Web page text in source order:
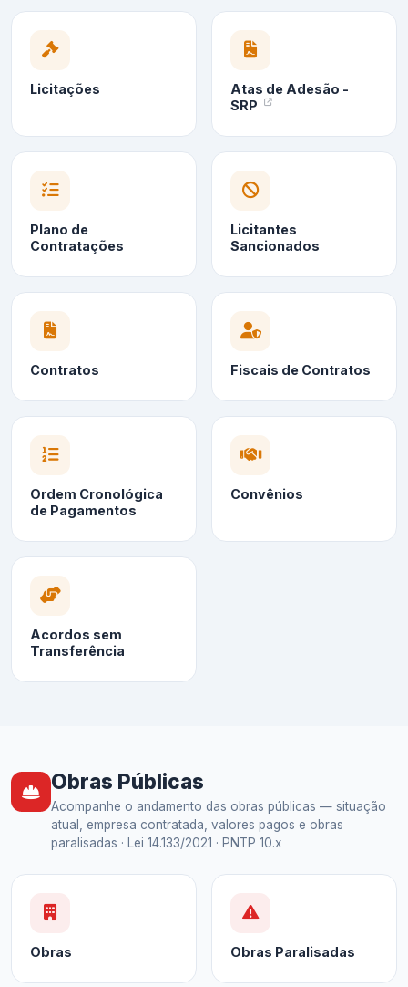
Licitações
Atas de Adesão -
SRP
Plano de
Contratações
Licitantes
Sancionados
Contratos Fiscais de Contratos
Ordem Cronológica
de Pagamentos
Convênios
Acordos sem
Transferência
Obras Públicas
Acompanhe o andamento das obras públicas — situação
atual, empresa contratada, valores pagos e obras
paralisadas · Lei 14.133/2021 · PNTP 10.x
Obras Obras Paralisadas